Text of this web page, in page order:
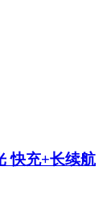
快充+长续航